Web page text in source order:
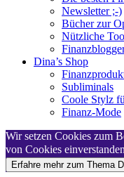
Newsletter ;-)
Bücher zur
Nützliche
Dina’s Shop
Subliminals
Coole Stylz
Finanz-Mode
Wir setzen Cookies zum
von Cookies
Erfahre mehr zum Thema